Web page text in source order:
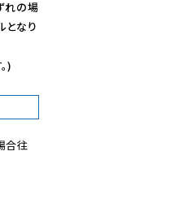
れの場
となり
)
合往